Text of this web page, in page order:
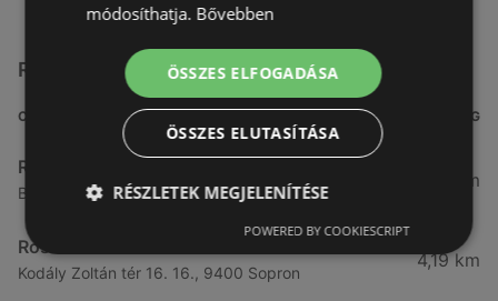
Rossmann üzletek a közelben
CÍM TÁVOLSÁG
Rossmann
Bánfalvi út 6-8., 9400 Sopron
3,83 km
Rossmann
Kodály Zoltán tér 16. 16., 9400 Sopron
4,19 km
módosíthatja. Bővebben
ÖSSZES ELFOGADÁSA
ÖSSZES ELUTASÍTÁSA
RÉSZLETEK MEGJELENÍTÉSE
POWERED BY COOKIESCRIPT